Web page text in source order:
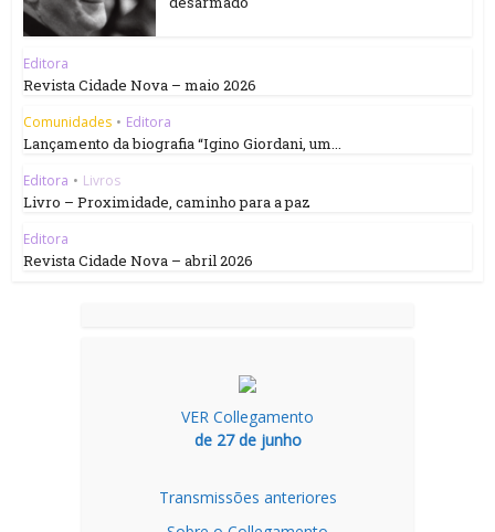
Editora
Revista Cidade Nova – maio 2026
Comunidades • Editora
Lançamento da biografia “Igino Giordani, um...
Editora • Livros
Livro – Proximidade, caminho para a paz
Editora
Revista Cidade Nova – abril 2026
VER Collegamento
de 27 de junho
Transmissões anteriores